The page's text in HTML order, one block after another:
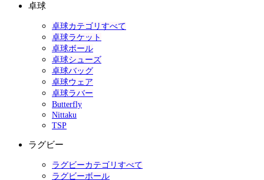
卓球
卓球カテゴリすべて
卓球ラケット
卓球ボール
卓球シューズ
卓球バッグ
卓球ウェア
卓球ラバー
Butterfly
Nittaku
TSP
ラグビー
ラグビーカテゴリすべて
ラグビーボール